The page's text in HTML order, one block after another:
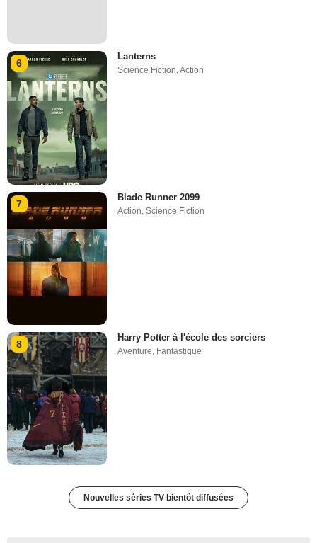
6
Lanterns
Science Fiction,Action
7
Blade Runner 2099
Action ,Science Fiction
8
Harry Potter à l'école des sorciers
Aventure, Fantastique
Nouvelles séries TV bientôt diffusées